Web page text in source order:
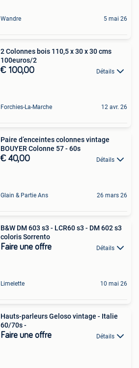
Wandre 5 mai 26
2 Colonnes bois 110,5 x 30 x 30 cms
100euros/2
€ 100,00 Détails
Forchies-La-Marche 12 avr. 26
Paire d’enceintes colonnes vintage
BOUYER Colonne 57 - 60s
€ 40,00 Détails
Glain & Partie Ans 26 mars 26
B&W DM 603 s3 - LCR60 s3 - DM 602 s3
coloris Sorrento
Faire une offre Détails
Limelette 10 mai 26
Hauts-parleurs Geloso vintage - Italie
60/70s -
Faire une offre Détails